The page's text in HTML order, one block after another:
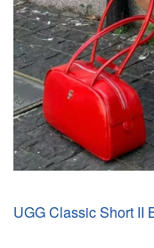
UGG Classic Short II